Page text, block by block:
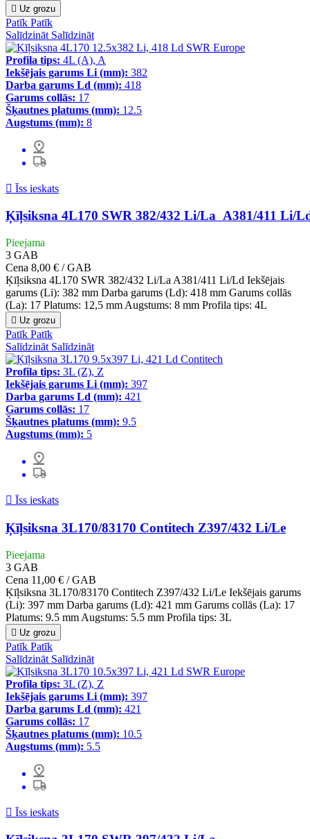
 Uz grozu
Patīk Patīk
Salīdzināt Salīdzināt
Profila tips: 4L (A), A
Iekšējais garums Li (mm): 382
Darba garums Ld (mm): 418
Garums collās: 17
Šķautnes platums (mm): 12.5
Augstums (mm): 8
 Īss ieskats
Ķīļsiksna 4L170 SWR 382/432 Li/La A381/411 Li/
Pieejama
3 GAB
Cena 8,00 € / GAB
Ķīļsiksna 4L170 SWR 382/432 Li/La A381/411 Li/Ld Iekšējais
garums (Li): 382 mm Darba garums (Ld): 418 mm Garums collās
(La): 17 Platums: 12,5 mm Augstums: 8 mm Profila tips: 4L
 Uz grozu
Patīk Patīk
Salīdzināt Salīdzināt
Profila tips: 3L (Z), Z
Iekšējais garums Li (mm): 397
Darba garums Ld (mm): 421
Garums collās: 17
Šķautnes platums (mm): 9.5
Augstums (mm): 5
 Īss ieskats
Ķīļsiksna 3L170/83170 Contitech Z397/432 Li/Le
Pieejama
3 GAB
Cena 11,00 € / GAB
Ķīļsiksna 3L170/83170 Contitech Z397/432 Li/Le Iekšējais garums
(Li): 397 mm Darba garums (Ld): 421 mm Garums collās (La): 17
Platums: 9.5 mm Augstums: 5.5 mm Profila tips: 3L
 Uz grozu
Patīk Patīk
Salīdzināt Salīdzināt
Profila tips: 3L (Z), Z
Iekšējais garums Li (mm): 397
Darba garums Ld (mm): 421
Garums collās: 17
Šķautnes platums (mm): 10.5
Augstums (mm): 5.5
 Īss ieskats